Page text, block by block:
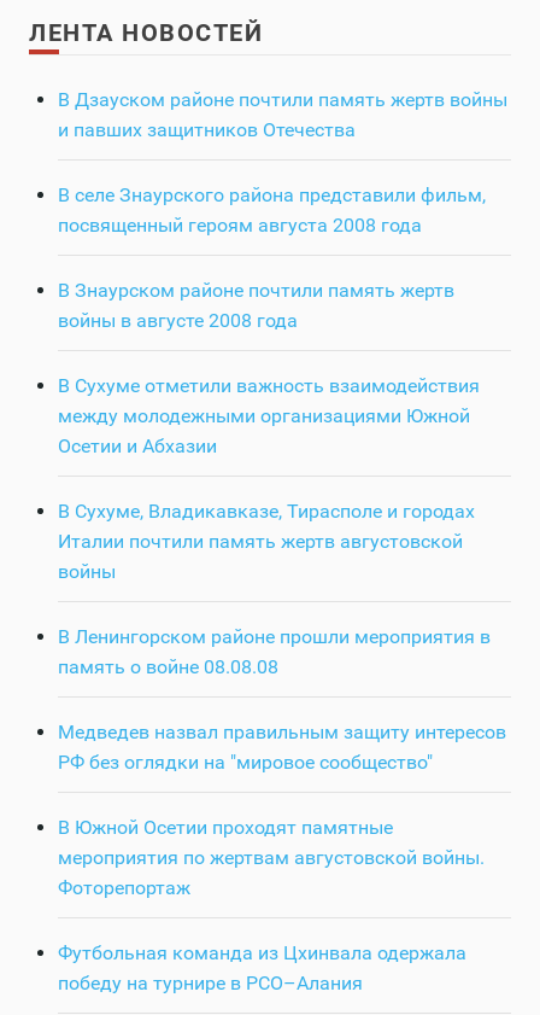
ЛЕНТА НОВОСТЕЙ
В Дзауском районе почтили память жертв войны
и павших защитников Отечества
В селе Знаурского района представили фильм,
посвященный героям августа 2008 года
В Знаурском районе почтили память жертв
войны в августе 2008 года
В Сухуме отметили важность взаимодействия
между молодежными организациями Южной
Осетии и Абхазии
В Сухуме, Владикавказе, Тирасполе и городах
Италии почтили память жертв августовской
войны
В Ленингорском районе прошли мероприятия в
память о войне 08.08.08
Медведев назвал правильным защиту интересов
РФ без оглядки на "мировое сообщество"
В Южной Осетии проходят памятные
мероприятия по жертвам августовской войны.
Фоторепортаж
Футбольная команда из Цхинвала одержала
победу на турнире в РСО–Алания